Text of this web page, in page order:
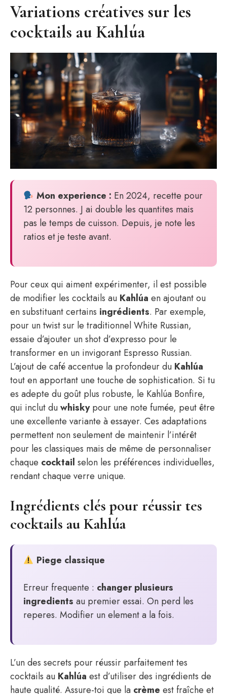
Variations créatives sur les
cocktails au Kahlúa
Mon experience : En 2024, recette pour
12 personnes. J ai double les quantites mais
pas le temps de cuisson. Depuis, je note les
ratios et je teste avant.
Pour ceux qui aiment expérimenter, il est possible
de modifier les cocktails au Kahlúa en ajoutant ou
en substituant certains ingrédients. Par exemple,
pour un twist sur le traditionnel White Russian,
essaie d’ajouter un shot d’expresso pour le
transformer en un invigorant Espresso Russian.
L’ajout de café accentue la profondeur du Kahlúa
tout en apportant une touche de sophistication. Si tu
es adepte du goût plus robuste, le Kahlúa Bonfire,
qui inclut duwhiskypour une note fumée, peut être
une excellente variante à essayer. Ces adaptations
permettent non seulement de maintenir l’intérêt
pour les classiques mais de même de personnaliser
chaque cocktail selon les préférences individuelles,
rendant chaque verre unique.
Ingrédients clés pour réussir tes
cocktails au Kahlúa
Piege classique
Erreur frequente : changer plusieurs
ingredients au premier essai. On perd les
reperes. Modifier un element a la fois.
L’un des secrets pour réussir parfaitement tes
cocktails au Kahlúa est d’utiliser des ingrédients de
haute qualité. Assure-toi que la crème est fraîche et